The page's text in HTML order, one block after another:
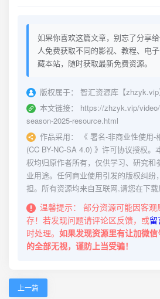
如果你喜欢这篇文章，别忘了分享
人免费获取不同的影视、教程、电
藏本站，随时获取最新免费资源。
版权属于：
智汇资源库【zhzyk.vip
本文链接：
https://zhzyk.vip/
season-2025-resource.html
作品采用：
《 署名-非商业性使用-
(CC BY-NC-SA 4.0) 》许可协议授权。
权均归原作者所有，仅供学习、研究和
业用途。任何商业使用引发的版权纠纷
担。所有资源均来自互联网,请您在下载
温馨提示：
部分资源可能因客
存！若发现问题请评论区反馈，或
时处理。 如果发现资源里有让加微
的全部无视，谨防上当受骗！
上一篇